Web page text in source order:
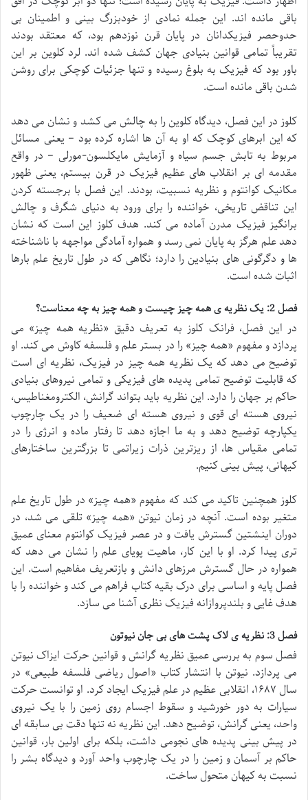
باقی مانده اند. این جمله نمادی از خودبزرگ بینی و اطمینان بی
حدوحصر فیزیکدانان در پایان قرن نوزدهم بود، که معتقد بودند
تقریباً تمامی قوانین بنیادی جهان کشف شده اند. لرد کلوین بر این
باور بود که فیزیک به بلوغ رسیده و تنها جزئیات کوچکی برای روشن
شدن باقی مانده است.
کلوز در این فصل، دیدگاه کلوین را به چالش می کشد و نشان می دهد
که این ابرهای کوچک که او به آن ها اشاره کرده بود – یعنی مسائل
مربوط به تابش جسم سیاه و آزمایش مایکلسون-مورلی – در واقع
مقدمه ای بر انقلاب های عظیم فیزیک در قرن بیستم، یعنی ظهور
مکانیک کوانتوم و نظریه نسبیت، بودند. این فصل با برجسته کردن
این تناقض تاریخی، خواننده را برای ورود به دنیای شگرف و چالش
برانگیز فیزیک مدرن آماده می کند. هدف کلوز این است که نشان
دهد علم هرگز به پایان نمی رسد و همواره آمادگی مواجهه با ناشناخته
ها و دگرگونی های بنیادین را دارد؛ نگاهی که در طول تاریخ علم بارها
اثبات شده است.
فصل 2: یک نظریه ی همه چیز چیست و همه چیز به چه معناست؟
در این فصل، فرانک کلوز به تعریف دقیق «نظریه همه چیز» می
پردازد و مفهوم «همه چیز» را در بستر علم و فلسفه کاوش می کند. او
توضیح می دهد که یک نظریه همه چیز در فیزیک، نظریه ای است
که قابلیت توضیح تمامی پدیده های فیزیکی و تمامی نیروهای بنیادی
حاکم بر جهان را دارد. این نظریه باید بتواند گرانش، الکترومغناطیس،
نیروی هسته ای قوی و نیروی هسته ای ضعیف را در یک چارچوب
یکپارچه توضیح دهد و به ما اجازه دهد تا رفتار ماده و انرژی را در
تمامی مقیاس ها، از ریزترین ذرات زیراتمی تا بزرگترین ساختارهای
کیهانی، پیش بینی کنیم.
کلوز همچنین تاکید می کند که مفهوم «همه چیز» در طول تاریخ علم
متغیر بوده است. آنچه در زمان نیوتن «همه چیز» تلقی می شد، در
دوران اینشتین گسترش یافت و در عصر فیزیک کوانتوم معنای عمیق
تری پیدا کرد. او با این کار، ماهیت پویای علم را نشان می دهد که
همواره در حال گسترش مرزهای دانش و بازتعریف مفاهیم است. این
فصل پایه و اساسی برای درک بقیه کتاب فراهم می کند و خواننده را با
هدف غایی و بلندپروازانه فیزیک نظری آشنا می سازد.
فصل 3: نظریه ی لاک پشت های بی جان نیوتون
فصل سوم به بررسی عمیق نظریه گرانش و قوانین حرکت ایزاک نیوتن
می پردازد. نیوتن با انتشار کتاب «اصول ریاضی فلسفه طبیعی» در
سال ۱۶۸۷، انقلابی عظیم در علم فیزیک ایجاد کرد. او توانست حرکت
سیارات به دور خورشید و سقوط اجسام روی زمین را با یک نیروی
واحد، یعنی گرانش، توضیح دهد. این نظریه نه تنها دقت بی سابقه ای
در پیش بینی پدیده های نجومی داشت، بلکه برای اولین بار، قوانین
حاکم بر آسمان و زمین را در یک چارچوب واحد آورد و دیدگاه بشر را
نسبت به کیهان متحول ساخت.